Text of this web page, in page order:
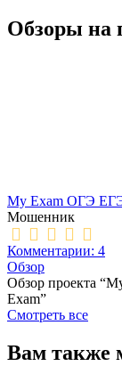
Обзоры на
My Exam ОГЭ
Мошенник
Комментарии: 4
Обзор
Обзор проекта
Exam”
Смотреть все
Вам также